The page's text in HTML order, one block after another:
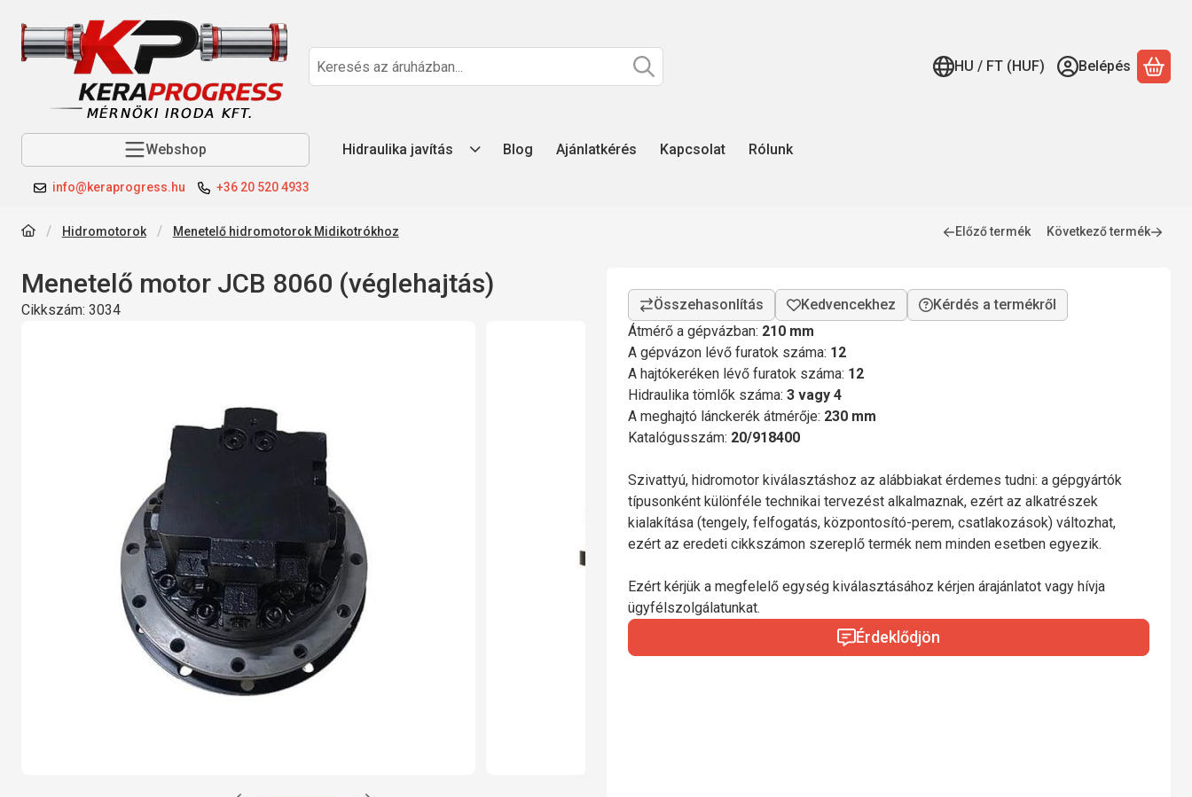
HU / FT (HUF) Belépés A
Webshop Hidraulika javítás Blog Ajánlatkérés Kapcsolat Rólunk
info@keraprogress.hu +36 20 520 4933
Hidromotorok Menetelő hidromotorok Midikotrókhoz Előző termék Következő termék
Menetelő motor JCB 8060 (véglehajtás)
Cikkszám: 3034
Kérdés a termékről
Átmérő a gépvázban: 210 mm
A gépvázon lévő furatok száma: 12
A hajtókeréken lévő furatok száma: 12
Hidraulika tömlők száma: 3 vagy 4
A meghajtó lánckerék átmérője: 230 mm
Katalógusszám: 20/918400
Szivattyú, hidromotor kiválasztáshoz az alábbiakat érdemes tudni: a gépgyártók
típusonként különféle technikai tervezést alkalmaznak, ezért az alkatrészek
kialakítása (tengely, felfogatás, központosító-perem, csatlakozások) változhat,
ezért az eredeti cikkszámon szereplő termék nem minden esetben egyezik.
Ezért kérjük a megfelelő egység kiválasztásához kérjen árajánlatot vagy hívja
ügyfélszolgálatunkat.
Érdeklődjön